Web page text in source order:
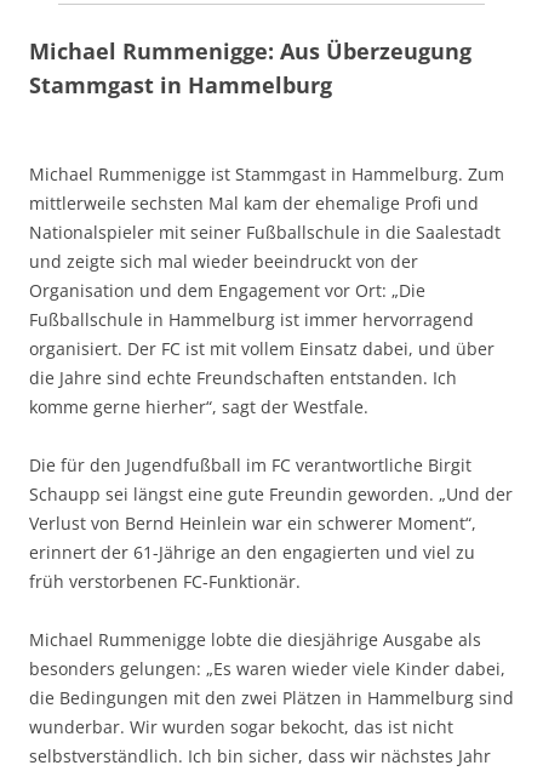
Michael Rummenigge: Aus Überzeugung
Stammgast in Hammelburg
Michael Rummenigge ist Stammgast in Hammelburg. Zum
mittlerweile sechsten Mal kam der ehemalige Profi und
Nationalspieler mit seiner Fußballschule in die Saalestadt
und zeigte sich mal wieder beeindruckt von der
Organisation und dem Engagement vor Ort: „Die
Fußballschule in Hammelburg ist immer hervorragend
organisiert. Der FC ist mit vollem Einsatz dabei, und über
die Jahre sind echte Freundschaften entstanden. Ich
komme gerne hierher“, sagt der Westfale.
Die für den Jugendfußball im FC verantwortliche Birgit
Schaupp sei längst eine gute Freundin geworden. „Und der
Verlust von Bernd Heinlein war ein schwerer Moment“,
erinnert der 61-Jährige an den engagierten und viel zu
früh verstorbenen FC-Funktionär.
Michael Rummenigge lobte die diesjährige Ausgabe als
besonders gelungen: „Es waren wieder viele Kinder dabei,
die Bedingungen mit den zwei Plätzen in Hammelburg sind
wunderbar. Wir wurden sogar bekocht, das ist nicht
selbstverständlich. Ich bin sicher, dass wir nächstes Jahr